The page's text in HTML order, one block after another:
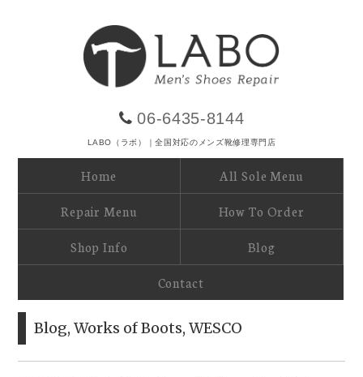
06-6435-8144
LABO（ラボ）｜全国対応のメンズ靴修理専門店
Home All Sole Menu
Repair Menu How To Order
Shop Info Blog
Contact
Blog,Works of Boots,WESCO